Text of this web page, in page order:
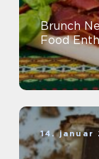
Brunch
Food
14. januar